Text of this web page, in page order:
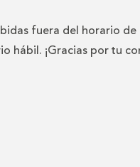
fuera del horario de
hábil. ¡Gracias por tu